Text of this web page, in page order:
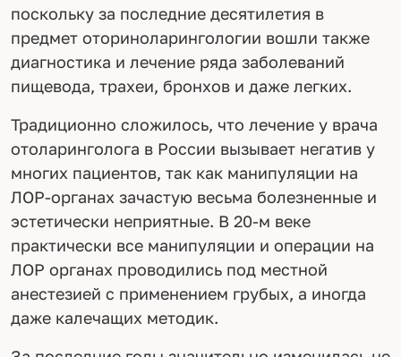
поскольку за последние десятилетия в
предмет оториноларингологии вошли также
диагностика и лечение ряда заболеваний
пищевода, трахеи, бронхов и даже легких.
Традиционно сложилось, что лечение у врача
отоларинголога в России вызывает негатив у
многих пациентов, так как манипуляции на
ЛОР-органах зачастую весьма болезненные и
эстетически неприятные. В 20-м веке
практически все манипуляции и операции на
ЛОР органах проводились под местной
анестезией с применением грубых, а иногда
даже калечащих методик.